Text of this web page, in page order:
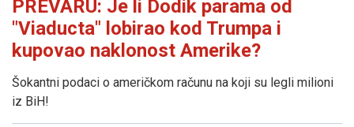
PREVARU: Je li Dodik parama od
"Viaducta" lobirao kod Trumpa i
kupovao naklonost Amerike?
Šokantni podaci o američkom računu na koji su legli milioni
iz BiH!